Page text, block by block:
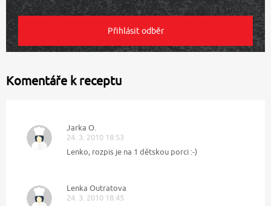
Komentáře k receptu
Jarka O.
24. 3. 2010 18:53
Lenko, rozpis je na 1 dětskou porci :-)
Lenka Outratova
24. 3. 2010 18:45